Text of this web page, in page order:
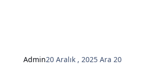
Admin20 Aralık , 2025Ara 20